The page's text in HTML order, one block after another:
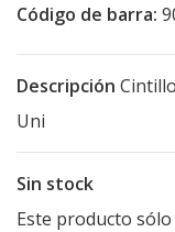
Código de barra:
Descripción
Uni
Sin stock
Este producto